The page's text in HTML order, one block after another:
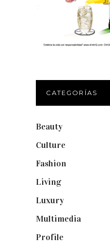
CATEGORÍAS
Beauty
Culture
Fashion
Living(337)
Luxury
Multimedia
Profile